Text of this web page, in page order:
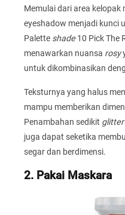
Memulai dari area kelopak
eyeshadow menjadi kunci
Palette shade10 Pick The
menawarkan nuansa rosy
untuk dikombinasikan
Teksturnya yang halus
mampu memberikan
Penambahan sedikit glitter
juga dapat seketika
segar dan berdimensi.
2. Pakai Maskara